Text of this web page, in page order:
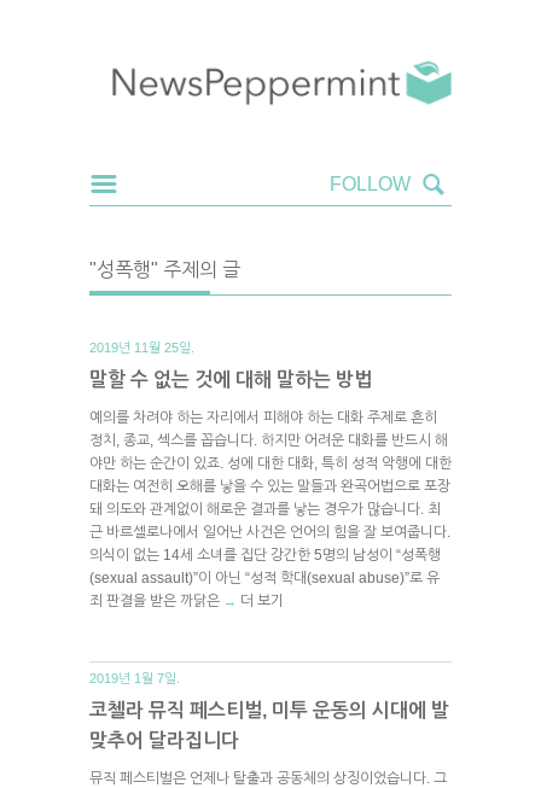
"성폭행" 주제의 글
2019년 11월 25일.
말할 수 없는 것에 대해 말하는 방법
예의를 차려야 하는 자리에서 피해야 하는 대화 주제로 흔히
정치, 종교, 섹스를 꼽습니다. 하지만 어려운 대화를 반드시 해
야만 하는 순간이 있죠. 성에 대한 대화, 특히 성적 악행에 대한
대화는 여전히 오해를 낳을 수 있는 말들과 완곡어법으로 포장
돼 의도와 관계없이 해로운 결과를 낳는 경우가 많습니다. 최
근 바르셀로나에서 일어난 사건은 언어의 힘을 잘 보여줍니다.
의식이 없는 14세 소녀를 집단 강간한 5명의 남성이 “성폭행
(sexual assault)”이 아닌 “성적 학대(sexual abuse)”로 유
죄 판결을 받은 까닭은 → 더 보기
2019년 1월 7일.
코첼라 뮤직 페스티벌, 미투 운동의 시대에 발
맞추어 달라집니다
뮤직 페스티벌은 언제나 탈출과 공동체의 상징이었습니다. 그